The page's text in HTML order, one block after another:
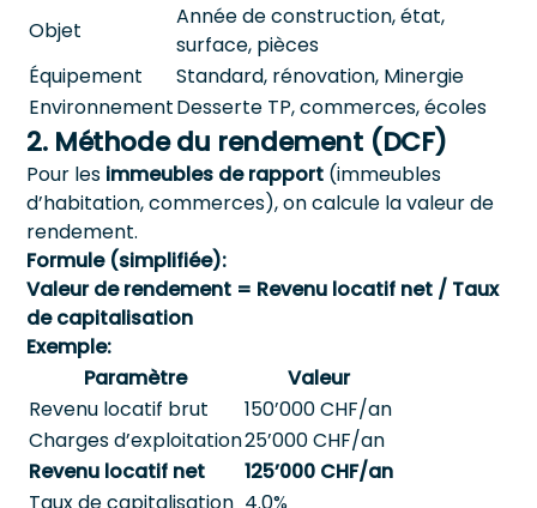
Objet
Année de construction, état,
surface, pièces
Équipement
Standard, rénovation, Minergie
EnvironnementDesserte TP, commerces, écoles
2. Méthode du rendement (DCF)
Pour les immeubles de rapport (immeubles
d’habitation, commerces), on calcule la valeur de
rendement.
Formule (simplifiée):
Valeur de rendement = Revenu locatif net / Taux
de capitalisation
Exemple:
Paramètre
Valeur
Revenu locatif brut
150’000 CHF/an
Charges d’exploitation25’000 CHF/an
Revenu locatif net
125’000 CHF/an
Taux de capitalisation 4.0%